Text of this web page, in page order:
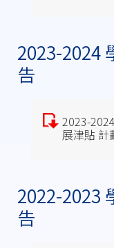
2023-2024
告
2023-
展津貼 計
2022-2023
告